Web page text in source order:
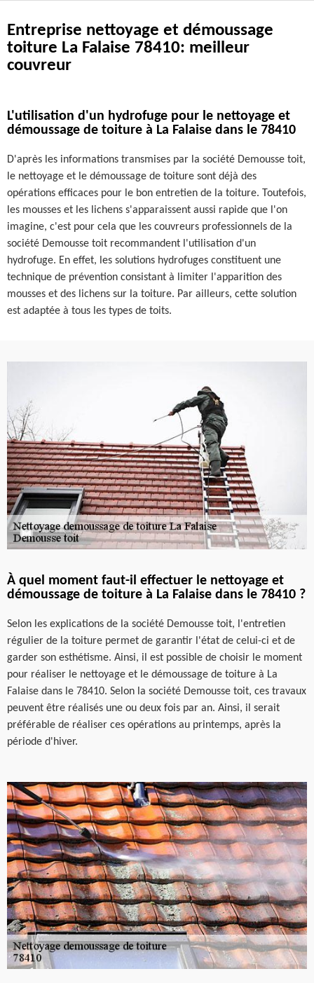
Entreprise nettoyage et démoussage
toiture La Falaise 78410: meilleur
couvreur
L'utilisation d'un hydrofuge pour le nettoyage et
démoussage de toiture à La Falaise dans le 78410
D'après les informations transmises par la société Demousse toit,
le nettoyage et le démoussage de toiture sont déjà des
opérations efficaces pour le bon entretien de la toiture. Toutefois,
les mousses et les lichens s'apparaissent aussi rapide que l'on
imagine, c'est pour cela que les couvreurs professionnels de la
société Demousse toit recommandent l'utilisation d'un
hydrofuge. En effet, les solutions hydrofuges constituent une
technique de prévention consistant à limiter l'apparition des
mousses et des lichens sur la toiture. Par ailleurs, cette solution
est adaptée à tous les types de toits.
À quel moment faut-il effectuer le nettoyage et
démoussage de toiture à La Falaise dans le 78410 ?
Selon les explications de la société Demousse toit, l'entretien
régulier de la toiture permet de garantir l'état de celui-ci et de
garder son esthétisme. Ainsi, il est possible de choisir le moment
pour réaliser le nettoyage et le démoussage de toiture à La
Falaise dans le 78410. Selon la société Demousse toit, ces travaux
peuvent être réalisés une ou deux fois par an. Ainsi, il serait
préférable de réaliser ces opérations au printemps, après la
période d'hiver.